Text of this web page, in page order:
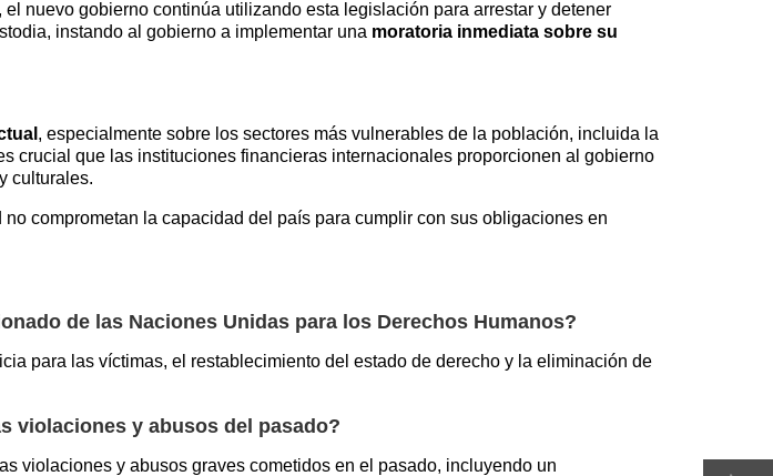
nuevo gobierno continúa utilizando esta legislación para arrestar y detener
instando al gobierno a implementar una moratoria inmediata sobre su
, especialmente sobre los sectores más vulnerables de la población, incluida la
crucial que las instituciones financieras internacionales proporcionen al gobierno
culturales.
comprometan la capacidad del país para cumplir con sus obligaciones en
de las Naciones Unidas para los Derechos Humanos?
para las víctimas, el restablecimiento del estado de derecho y la eliminación de
violaciones y abusos del pasado?
violaciones y abusos graves cometidos en el pasado, incluyendo un